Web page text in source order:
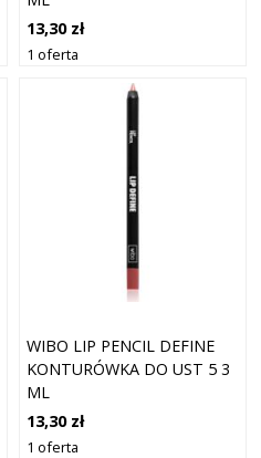
13,30 zł
1 oferta
WIBO LIP PENCIL DEFINE
KONTURÓWKA DO UST 5 3
ML
13,30 zł
1 oferta